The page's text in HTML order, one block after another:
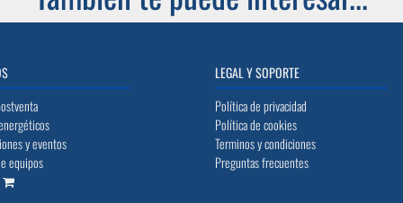
y eventos
equipos
LEGAL Y SOPORTE
Política de privacidad
Política de cookies
Terminos y condiciones
Preguntas frecuentes